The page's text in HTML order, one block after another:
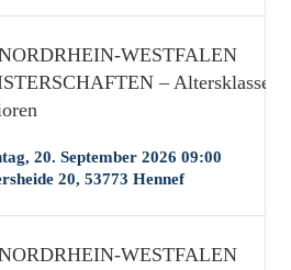
WESTFALEN
– Altersklasse
20. September 2026 09:00
20, 53773 Hennef
WESTFALEN